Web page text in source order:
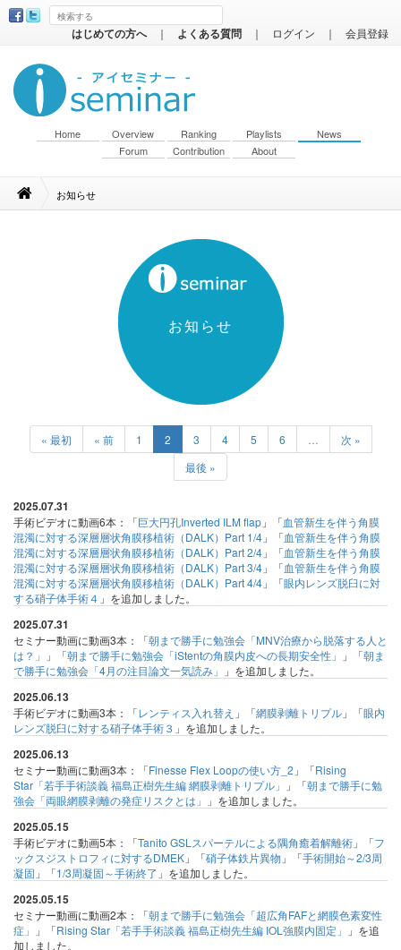
はじめての方へ ｜ よくある質問 ｜ ログイン ｜ 会員登録
Home Overview Ranking Playlists
News
Forum
Contribution About
お知らせ
お知らせ
« 最初 « 前 1 2 3 4 5 6
次 »
最後 »
2025.07.31
手術ビデオに動画6本：「巨大円孔Inverted ILM flap 」「血管新生を伴う角膜
混濁に対する深層層状角膜移植術（DALK）Part 1/4 」「血管新生を伴う角膜
混濁に対する深層層状角膜移植術（DALK）Part 2/4 」「血管新生を伴う角膜
混濁に対する深層層状角膜移植術（DALK）Part 3/4 」「血管新生を伴う角膜
混濁に対する深層層状角膜移植術（DALK）Part 4/4 」「眼内レンズ脱臼に対
する硝子体手術４ 」を追加しました。
2025.07.31
セミナー動画に動画3本：「朝まで勝手に勉強会「MNV治療から脱落する人と
は？」
」「朝まで勝手に勉強会「iStentの角膜内皮への長期安全性」 」「朝ま
で勝手に勉強会「4月の注目論文一気読み」
」を追加しました。
2025.06.13
手術ビデオに動画3本：「レンティス入れ替え 」「網膜剥離トリプル 」「眼内
レンズ脱臼に対する硝子体手術３ 」を追加しました。
2025.06.13
セミナー動画に動画3本：「Finesse Flex Loopの使い方_2 」「Rising
Star「若手手術談義 福島正樹先生編 網膜剥離トリプル」
」「朝まで勝手に勉
強会「両眼網膜剥離の発症リスクとは」
」を追加しました。
2025.05.15
手術ビデオに動画5本：「Tanito GSLスパーテルによる隅角癒着解離術 」「フ
ックスジストロフィに対するDMEK 」「硝子体鉄片異物 」「手術開始～2/3周
凝固 」「1/3周凝固～手術終了 」を追加しました。
2025.05.15
セミナー動画に動画2本：「朝まで勝手に勉強会「超広角FAFと網膜色素変性
症」
」「Rising Star「若手手術談義 福島正樹先生編 IOL強膜内固定」
」を追
加しました。